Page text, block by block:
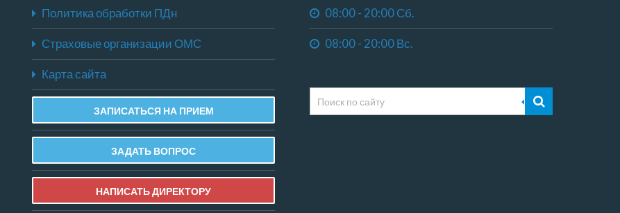
Политика обработки ПДн
Страховые организации ОМС
Карта сайта
ЗАПИСАТЬСЯ НА ПРИЕМ
ЗАДАТЬ ВОПРОС
НАПИСАТЬ ДИРЕКТОРУ
08:00 - 20:00 Сб.
08:00 - 20:00 Вс.